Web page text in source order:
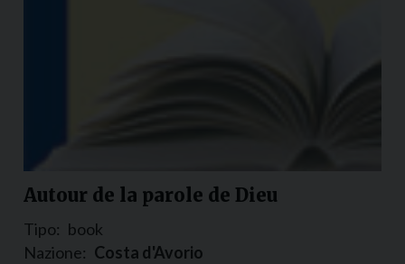
Autour de la parole de Dieu
Tipo: book
Nazione: Costa d'Avorio